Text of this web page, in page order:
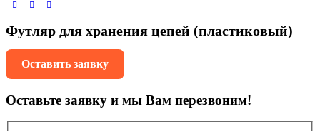
Футляр для хранения цепей (пластиковый)
Оставить заявку
Оставьте заявку и мы Вам перезвоним!